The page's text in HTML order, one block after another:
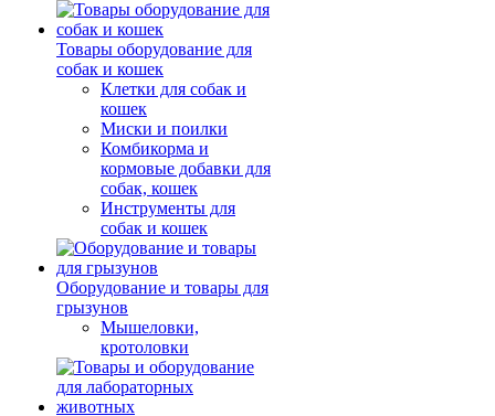
Товары оборудование для
собак и кошек
Клетки для собак и
кошек
Миски и поилки
Комбикорма и
кормовые добавки для
собак, кошек
Инструменты для
собак и кошек
Оборудование и товары для
грызунов
Мышеловки,
кротоловки